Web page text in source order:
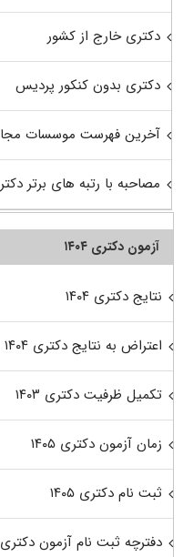
دکتری خارج از کشور
دکتری بدون کنکور پردیس
آخرین فهرست موسسات
مصاحبه با رتبه های برتر
آزمون دکتری ۱۴۰۴
نتایج دکتری ۱۴۰۴
اعتراض به نتایج دکتری ۱۴۰۴
تکمیل ظرفیت دکتری ۱۴۰۳
زمان آزمون دکتری ۱۴۰۵
ثبت نام دکتری ۱۴۰۵
دفترچه ثبت نام آزمون دکتری ۱۴۰۴